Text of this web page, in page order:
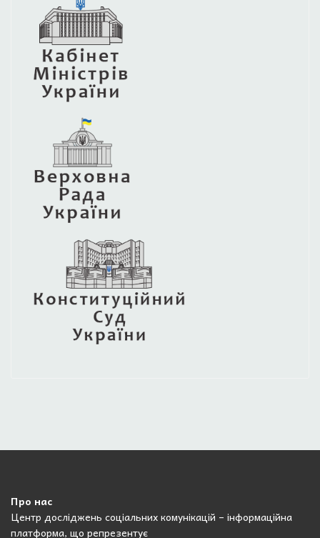
Про нас
Центр досліджень соціальних комунікацій – інформаційна
платформа, що репрезентує